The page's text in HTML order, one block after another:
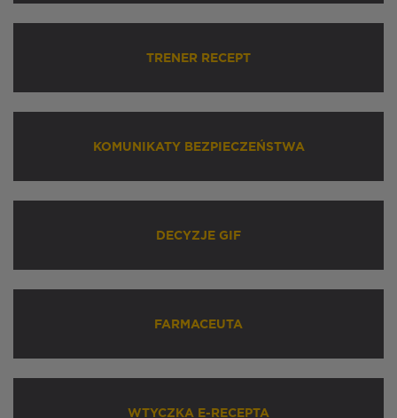
TRENER RECEPT
KOMUNIKATY BEZPIECZEŃSTWA
DECYZJE GIF
FARMACEUTA
WTYCZKA E-RECEPTA